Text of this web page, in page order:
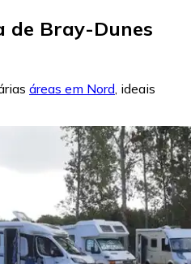
de Bray-Dunes
áreas em Nord, ideais